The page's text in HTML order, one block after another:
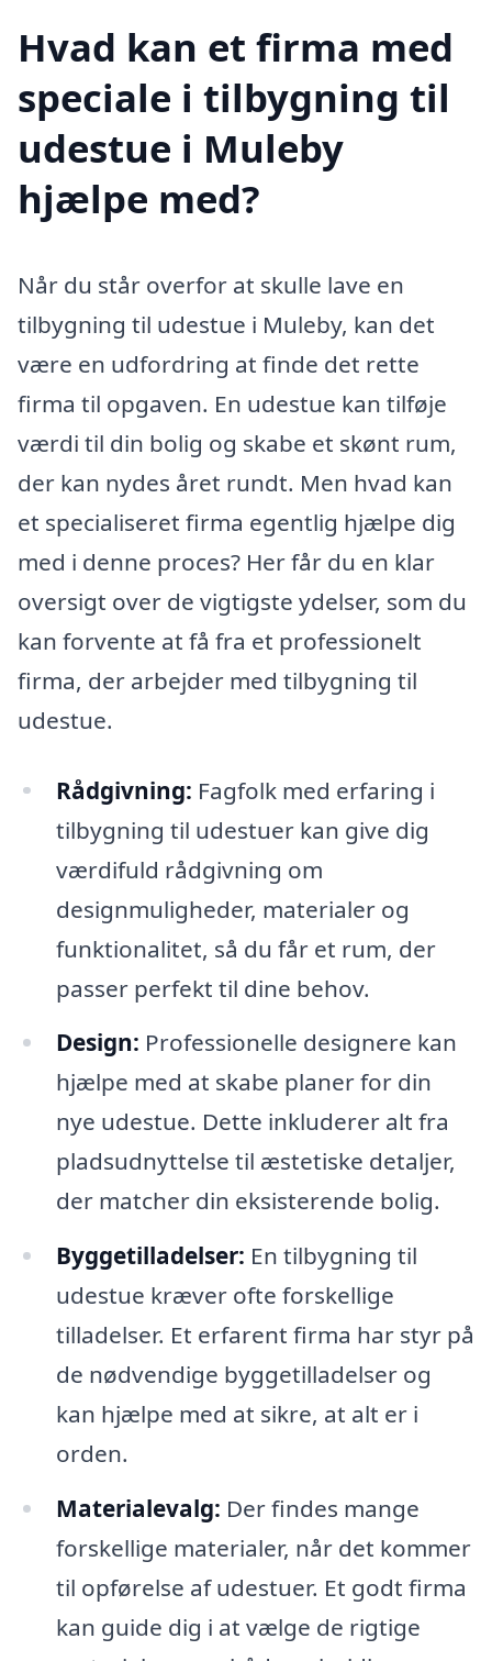
Hvad kan et firma med
speciale i tilbygning til
udestue i Muleby
hjælpe med?
Når du står overfor at skulle lave en
tilbygning til udestue i Muleby, kan det
være en udfordring at finde det rette
firma til opgaven. En udestue kan tilføje
værdi til din bolig og skabe et skønt rum,
der kan nydes året rundt. Men hvad kan
et specialiseret firma egentlig hjælpe dig
med i denne proces? Her får du en klar
oversigt over de vigtigste ydelser, som du
kan forvente at få fra et professionelt
firma, der arbejder med tilbygning til
udestue.
Rådgivning: Fagfolk med erfaring i
tilbygning til udestuer kan give dig
værdifuld rådgivning om
designmuligheder, materialer og
funktionalitet, så du får et rum, der
passer perfekt til dine behov.
Design: Professionelle designere kan
hjælpe med at skabe planer for din
nye udestue. Dette inkluderer alt fra
pladsudnyttelse til æstetiske detaljer,
der matcher din eksisterende bolig.
Byggetilladelser: En tilbygning til
udestue kræver ofte forskellige
tilladelser. Et erfarent firma har styr på
de nødvendige byggetilladelser og
kan hjælpe med at sikre, at alt er i
orden.
Materialevalg: Der findes mange
forskellige materialer, når det kommer
til opførelse af udestuer. Et godt firma
kan guide dig i at vælge de rigtige